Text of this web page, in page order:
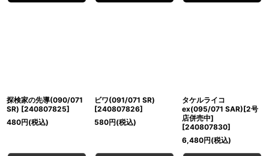
探検家の先導(090/071
SR) [240807825]
480円(税込)
ビワ(091/071 SR)
[240807826]
580円(税込)
タケルライコ
ex(095/071 SAR)[2号
店併売中]
[240807830]
6,480円(税込)